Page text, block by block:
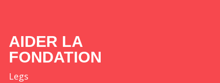
AIDER LA
FONDATION
Legs